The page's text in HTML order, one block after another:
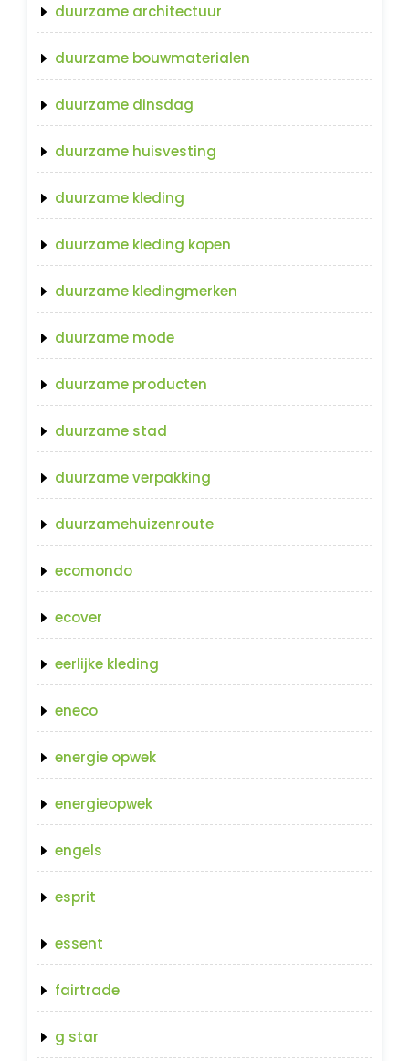
duurzame architectuur
duurzame bouwmaterialen
duurzame dinsdag
duurzame huisvesting
duurzame kleding
duurzame kleding kopen
duurzame kledingmerken
duurzame mode
duurzame producten
duurzame stad
duurzame verpakking
duurzamehuizenroute
ecomondo
ecover
eerlijke kleding
eneco
energie opwek
energieopwek
engels
esprit
essent
fairtrade
g star